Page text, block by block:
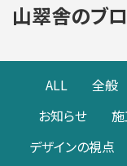
山翠舎のブ
ALL 全般
お知らせ
デザインの視点